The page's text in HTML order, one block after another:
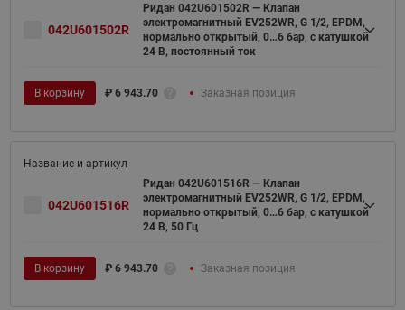
042U601502R
Ридан 042U601502R — Клапан
электромагнитный EV252WR, G 1/2, EPDM,
нормально открытый, 0…6 бар, с катушкой
24 В, постоянный ток
В корзину ₽ 6 943.70 Заказная позиция
042U601516R
Ридан 042U601516R — Клапан
электромагнитный EV252WR, G 1/2, EPDM,
нормально открытый, 0…6 бар, с катушкой
24 В, 50 Гц
В корзину ₽ 6 943.70 Заказная позиция